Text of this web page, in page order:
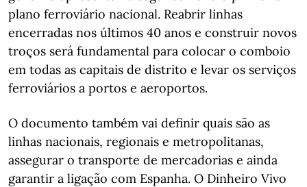
plano ferroviário nacional. Reabrir linhas
encerradas nos últimos 40 anos e construir novos
troços será fundamental para colocar o comboio
em todas as capitais de distrito e levar os serviços
ferroviários a portos e aeroportos.
O documento também vai definir quais são as
linhas nacionais, regionais e metropolitanas,
assegurar o transporte de mercadorias e ainda
garantir a ligação com Espanha. O Dinheiro Vivo